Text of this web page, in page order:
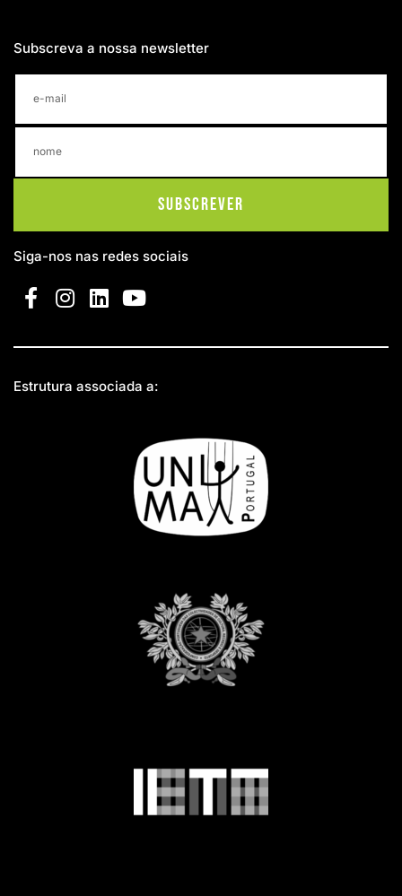
Subscreva a nossa newsletter
Subscrever
Siga-nos nas redes sociais
Estrutura associada a: